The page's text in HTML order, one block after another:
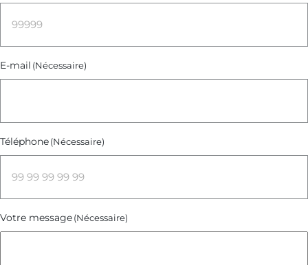
E-mail (Nécessaire)
Téléphone(Nécessaire)
Votre message(Nécessaire)